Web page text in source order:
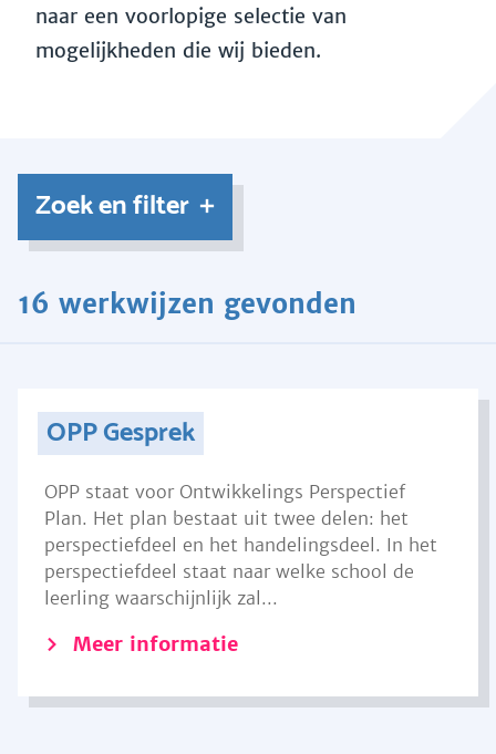
naar een voorlopige selectie van
mogelijkheden die wij bieden.
Zoek en filter
16 werkwijzen gevonden
OPP Gesprek
OPP staat voor Ontwikkelings Perspectief
Plan. Het plan bestaat uit twee delen: het
perspectiefdeel en het handelingsdeel. In het
perspectiefdeel staat naar welke school de
leerling waarschijnlijk zal...
Meer informatie